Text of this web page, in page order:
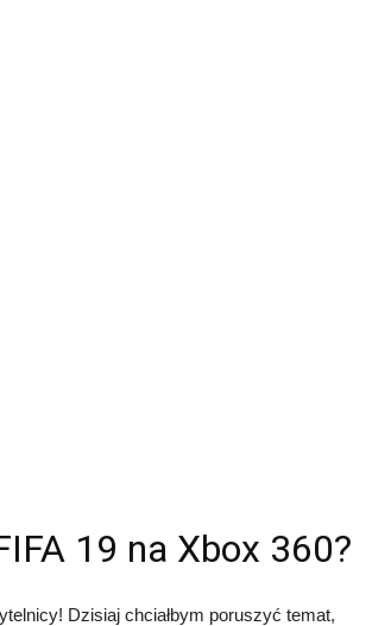
19 na Xbox 360?
Dzisiaj chciałbym poruszyć temat,